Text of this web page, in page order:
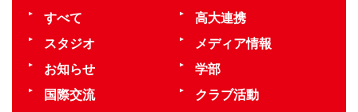
すべて
高大連携
スタジオ
メディア情報
お知らせ
学部
国際交流
クラブ活動